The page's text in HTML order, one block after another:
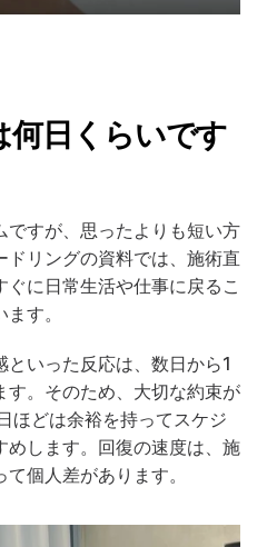
何日くらいです
ですが、思ったよりも短い方
ドリングの資料では、施術直
に日常生活や仕事に戻るこ
す。
いった反応は、数日から1
す。そのため、大切な約束が
ほどは余裕を持ってスケジ
めします。回復の速度は、施
個人差があります。